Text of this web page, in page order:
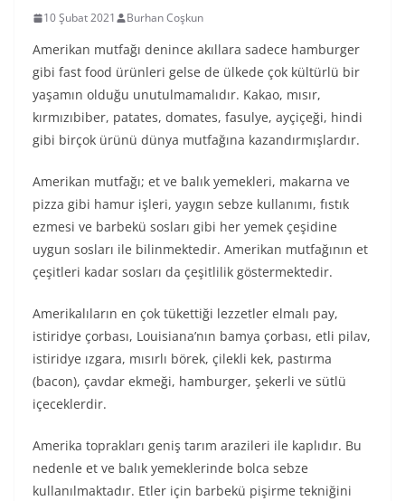
10 Şubat 2021 Burhan Coşkun
Amerikan mutfağı denince akıllara sadece hamburger
gibi fast food ürünleri gelse de ülkede çok kültürlü bir
yaşamın olduğu unutulmamalıdır. Kakao, mısır,
kırmızıbiber, patates, domates, fasulye, ayçiçeği, hindi
gibi birçok ürünü dünya mutfağına kazandırmışlardır.
Amerikan mutfağı; et ve balık yemekleri, makarna ve
pizza gibi hamur işleri, yaygın sebze kullanımı, fıstık
ezmesi ve barbekü sosları gibi her yemek çeşidine
uygun sosları ile bilinmektedir. Amerikan mutfağının et
çeşitleri kadar sosları da çeşitlilik göstermektedir.
Amerikalıların en çok tükettiği lezzetler elmalı pay,
istiridye çorbası, Louisiana’nın bamya çorbası, etli pilav,
istiridye ızgara, mısırlı börek, çilekli kek, pastırma
(bacon), çavdar ekmeği, hamburger, şekerli ve sütlü
içeceklerdir.
Amerika toprakları geniş tarım arazileri ile kaplıdır. Bu
nedenle et ve balık yemeklerinde bolca sebze
kullanılmaktadır. Etler için barbekü pişirme tekniğini